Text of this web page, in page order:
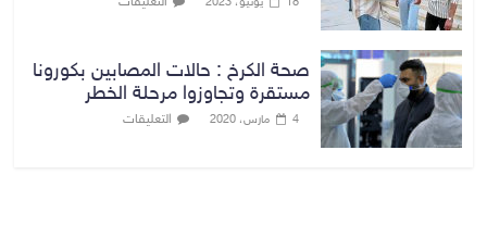
صحة الكرخ : حالات المصابين بكورونا
مستقرة وتجاوزوا مرحلة الخطر
4 مارس، 2020 التعليقات